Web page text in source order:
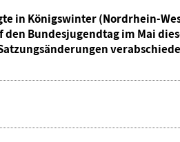
in Königswinter (Nordrhein-
Bundesjugendtag im Mai